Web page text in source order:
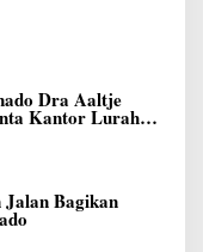
Dra Aaltje
Kantor Lurah
Jalan Bagikan